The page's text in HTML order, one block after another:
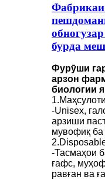
бурда
Фурӯши
арзон
биологии
-Unisex,
арзиши
мувофиқ
-Тасмаҳои
ғафс,
равған ва